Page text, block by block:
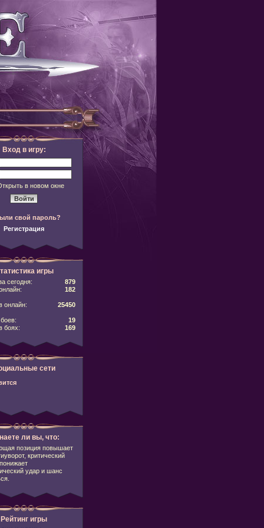
Вход в игру:
в новом окне
свой пароль?
Регистрация
игры
сегодня:
879
182
онлайн: 25450
19
боях:
169
сети
ли вы, что:
позиция повышает
критический
удар и шанс
Рейтинг игры